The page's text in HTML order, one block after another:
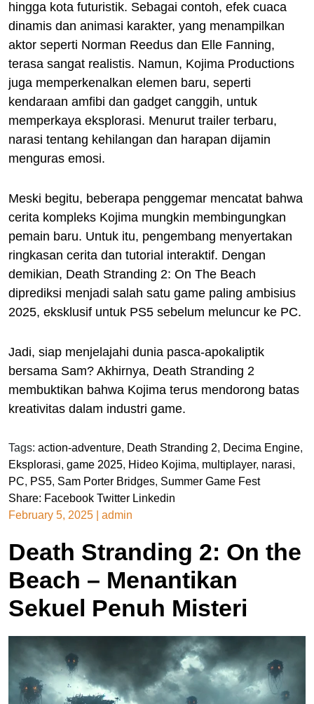
hingga kota futuristik. Sebagai contoh, efek cuaca
dinamis dan animasi karakter, yang menampilkan
aktor seperti Norman Reedus dan Elle Fanning,
terasa sangat realistis. Namun, Kojima Productions
juga memperkenalkan elemen baru, seperti
kendaraan amfibi dan gadget canggih, untuk
memperkaya eksplorasi. Menurut trailer terbaru,
narasi tentang kehilangan dan harapan dijamin
menguras emosi.
Meski begitu, beberapa penggemar mencatat bahwa
cerita kompleks Kojima mungkin membingungkan
pemain baru. Untuk itu, pengembang menyertakan
ringkasan cerita dan tutorial interaktif. Dengan
demikian, Death Stranding 2: On The Beach
diprediksi menjadi salah satu game paling ambisius
2025, eksklusif untuk PS5 sebelum meluncur ke PC.
Jadi, siap menjelajahi dunia pasca-apokaliptik
bersama Sam? Akhirnya, Death Stranding 2
membuktikan bahwa Kojima terus mendorong batas
kreativitas dalam industri game.
Tags: action-adventure, Death Stranding 2, Decima Engine,
Eksplorasi, game 2025, Hideo Kojima, multiplayer, narasi,
PC, PS5, Sam Porter Bridges, Summer Game Fest
Share: Facebook Twitter Linkedin
February 5, 2025
admin
Death Stranding 2: On the
Beach – Menantikan
Sekuel Penuh Misteri